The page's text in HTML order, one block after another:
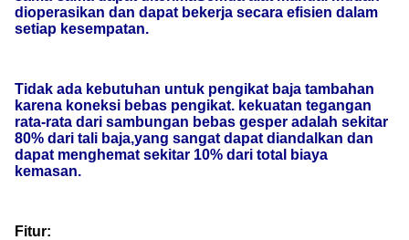
dioperasikan dan dapat bekerja secara efisien dalam
setiap kesempatan.
Tidak ada kebutuhan untuk pengikat baja tambahan
karena koneksi bebas pengikat. kekuatan tegangan
rata-rata dari sambungan bebas gesper adalah sekitar
80% dari tali baja,yang sangat dapat diandalkan dan
dapat menghemat sekitar 10% dari total biaya
kemasan.
Fitur: